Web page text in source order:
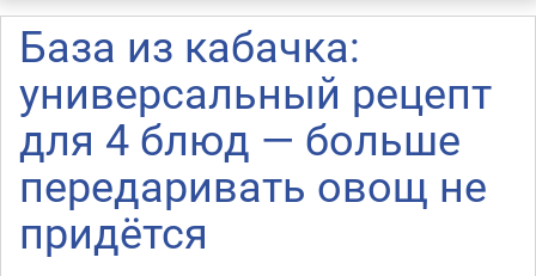
База из кабачка:
универсальный рецепт
для 4 блюд — больше
передаривать овощ не
придётся